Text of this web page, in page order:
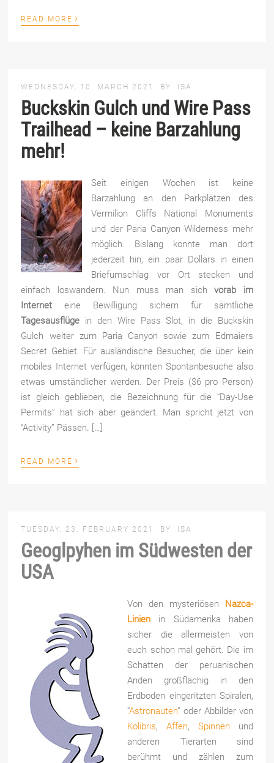
READ MORE ›
WEDNESDAY, 10. MARCH 2021 BY ISA
Buckskin Gulch und Wire Pass
Trailhead – keine Barzahlung
mehr!
Seit einigen Wochen ist keine
Barzahlung an den Parkplätzen des
Vermilion Cliffs National Monuments
und der Paria Canyon Wilderness mehr
möglich. Bislang konnte man dort
jederzeit hin, ein paar Dollars in einen
Briefumschlag vor Ort stecken und
einfach loswandern. Nun muss man sichvorab im
Internet eine Bewilligung sichern für sämtliche
Tagesausflüge in den Wire Pass Slot, in die Buckskin
Gulch weiter zum Paria Canyon sowie zum Edmaiers
Secret Gebiet. Für ausländische Besucher, die über kein
mobiles Internet verfügen, könnten Spontanbesuche also
etwas umständlicher werden. Der Preis ($6 pro Person)
ist gleich geblieben, die Bezeichnung für die “Day-Use
Permits” hat sich aber geändert. Man spricht jetzt von
“Activity” Pässen. […]
READ MORE ›
TUESDAY, 23. FEBRUARY 2021 BY ISA
Geoglpyhen im Südwesten der
USA
Von den mysteriösen Nazca-
Linien in Südamerika haben
sicher die allermeisten von
euch schon mal gehört. Die im
Schatten der peruanischen
Anden großflächig in den
Erdboden eingeritzten Spiralen,
“Astronauten” oder Abbilder von
Kolibris,Affen, Spinnenund
anderen Tierarten sind
berühmt und zählen zum